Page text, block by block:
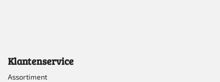
Klantenservice
Assortiment